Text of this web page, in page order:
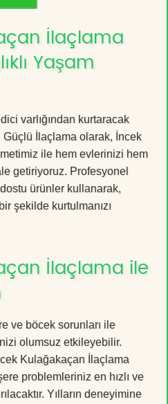
İlaçlama
Yaşam
varlığından kurtaracak
İlaçlama olarak, İncek
ile hem evlerinizi hem
getiriyoruz. Profesyonel
ürünler kullanarak,
şekilde kurtulmanızı
İlaçlama ile
ve böcek sorunları ile
olumsuz etkileyebilir.
Kulağakaçan İlaçlama
problemleriniz en hızlı ve
Yılların deneyimine